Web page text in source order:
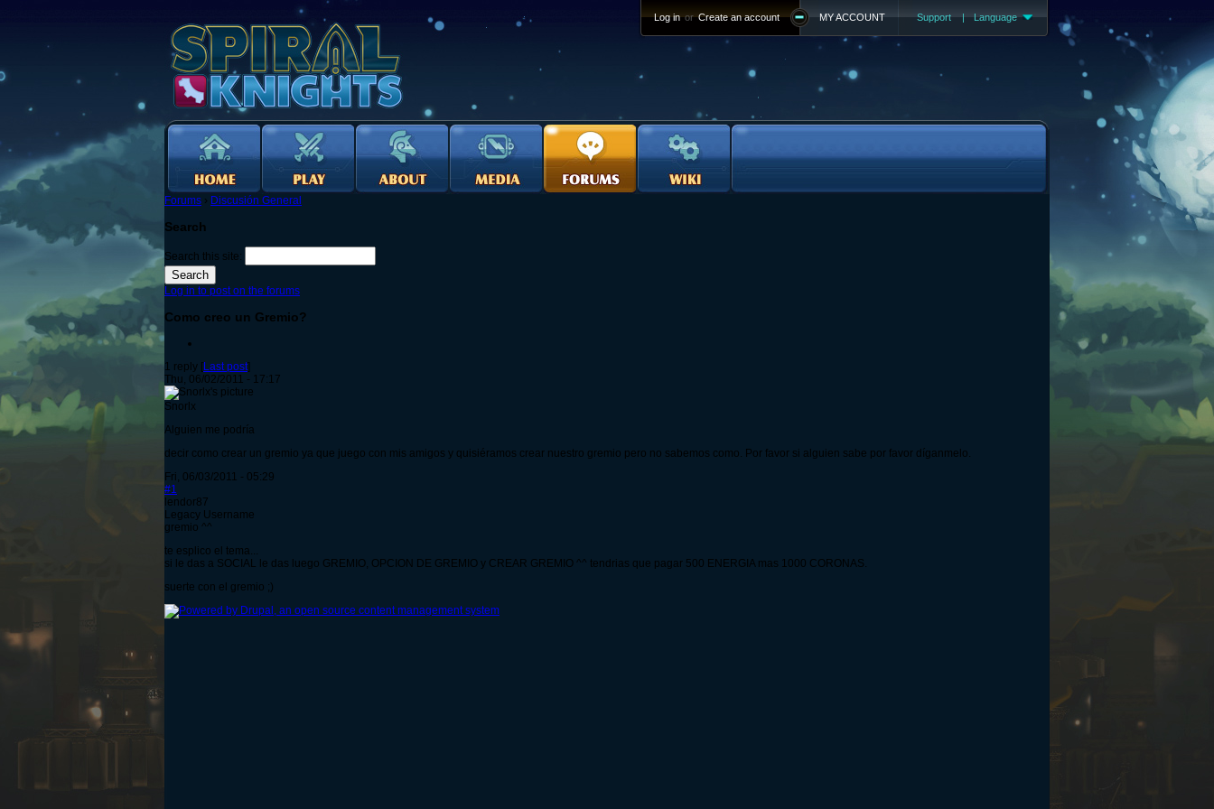
Support | Language
MY ACCOUNT
Log in or Create an account
Forums › Discusión General
Search
Search this site:
Log in to post on the forums
Como creo un Gremio?
1 reply [Last post]
Thu, 06/02/2011 - 17:17
Snorlx
Alguien me podría
decir como crear un gremio ya que juego con mis amigos y quisiéramos crear nuestro gremio pero no sabemos como. Por favor si alguien sabe por favor díganmelo.
Fri, 06/03/2011 - 05:29
#1
lendor87
Legacy Username
gremio ^^
te esplico el tema...
si le das a SOCIAL le das luego GREMIO, OPCION DE GREMIO y CREAR GREMIO ^^ tendrias que pagar 500 ENERGIA mas 1000 CORONAS.
suerte con el gremio ;)